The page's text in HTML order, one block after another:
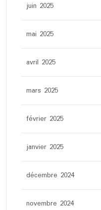
juin 2025
mai 2025
avril 2025
mars 2025
février 2025
janvier 2025
décembre 2024
novembre 2024